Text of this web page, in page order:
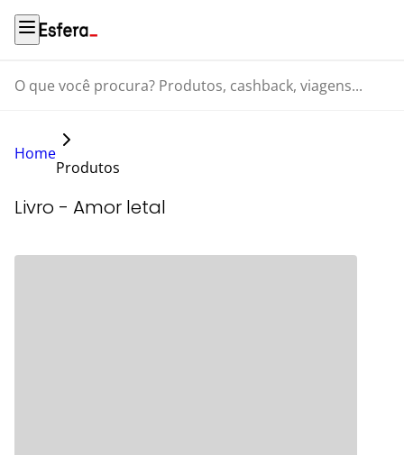
O que você procura? Produtos, cashback, viagens...
Home
Produtos
Livro - Amor letal